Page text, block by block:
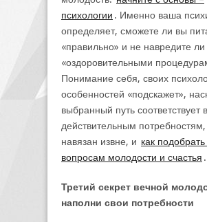
психологии . Именно ваша
определяет, сможете ли вы
«правильно» и не навредите ли
«оздоровительными
Понимание себя, своих
особенностей «подскажет»,
выбранный путь соответствует
действительным
навязан извне, и как
вопросам молодости и счастья .
Третий секрет вечной
наполни свои потребности